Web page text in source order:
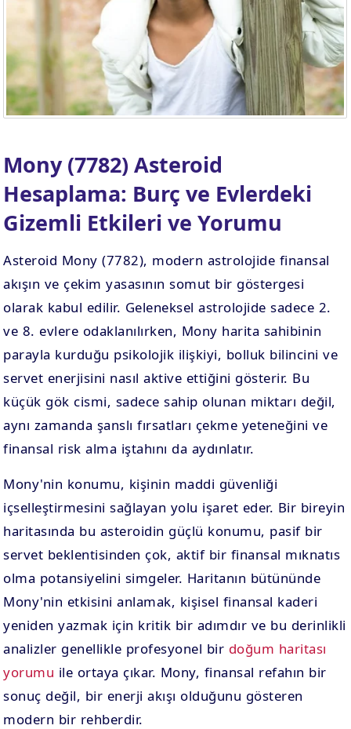
Mony (7782) Asteroid
Hesaplama: Burç ve Evlerdeki
Gizemli Etkileri ve Yorumu
Asteroid Mony (7782), modern astrolojide finansal
akışın ve çekim yasasının somut bir göstergesi
olarak kabul edilir. Geleneksel astrolojide sadece 2.
ve 8. evlere odaklanılırken, Mony harita sahibinin
parayla kurduğu psikolojik ilişkiyi, bolluk bilincini ve
servet enerjisini nasıl aktive ettiğini gösterir. Bu
küçük gök cismi, sadece sahip olunan miktarı değil,
aynı zamanda şanslı fırsatları çekme yeteneğini ve
finansal risk alma iştahını da aydınlatır.
Mony'nin konumu, kişinin maddi güvenliği
içselleştirmesini sağlayan yolu işaret eder. Bir bireyin
haritasında bu asteroidin güçlü konumu, pasif bir
servet beklentisinden çok, aktif bir finansal mıknatıs
olma potansiyelini simgeler. Haritanın bütününde
Mony'nin etkisini anlamak, kişisel finansal kaderi
yeniden yazmak için kritik bir adımdır ve bu derinlikli
analizler genellikle profesyonel bir doğum haritası
yorumu ile ortaya çıkar. Mony, finansal refahın bir
sonuç değil, bir enerji akışı olduğunu gösteren
modern bir rehberdir.